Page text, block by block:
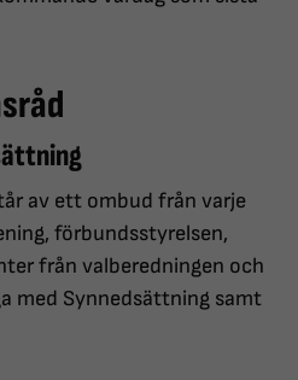
av ett ombud från varje
förbundsstyrelsen,
från valberedningen och
med Synnedsättning samt